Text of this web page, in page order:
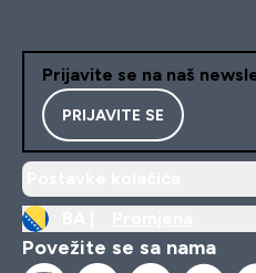
Prijavite se na naš
PRIJAVITE SE
Povežite se sa nama